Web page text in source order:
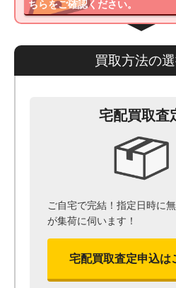
ちらをご確認ください。
買取方法の
宅配買取査
ご自宅で完結！指定日時に
が集荷に伺います！
宅配買取査定申込は